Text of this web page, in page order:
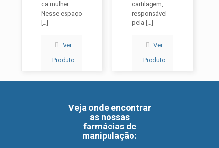
da mulher.
Nesse espaço
[…]
Ver
Produto
cartilagem,
responsável
pela […]
Ver
Produto
Veja onde encontrar
as nossas
farmácias de
manipulação: